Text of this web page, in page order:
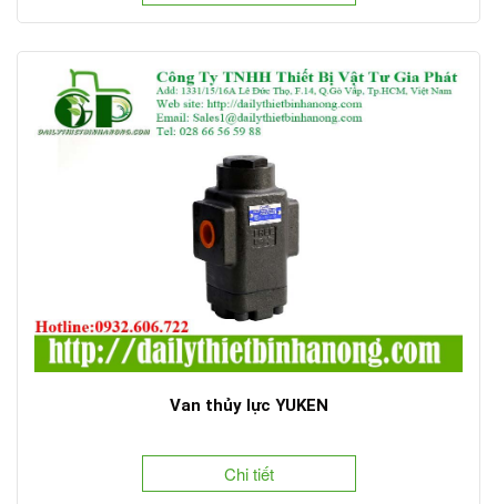
Van thủy lực YUKEN
Chi tiết